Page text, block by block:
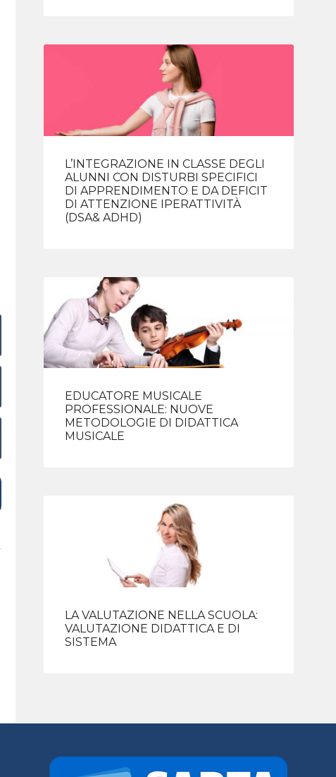
L’INTEGRAZIONE IN CLASSE DEGLI
ALUNNI CON DISTURBI SPECIFICI
DI APPRENDIMENTO E DA DEFICIT
DI ATTENZIONE IPERATTIVITÀ
(DSA& ADHD)
EDUCATORE MUSICALE
PROFESSIONALE: NUOVE
METODOLOGIE DI DIDATTICA
MUSICALE
LA VALUTAZIONE NELLA SCUOLA:
VALUTAZIONE DIDATTICA E DI
SISTEMA